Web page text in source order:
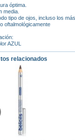
óptima.
media.
tipo de ojos, incluso los
oftalmológicamente
AZUL
relacionados